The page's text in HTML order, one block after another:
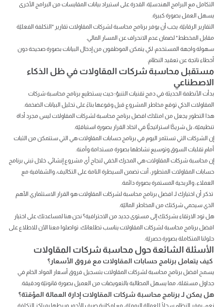
التكامل مع البرامج الهندسيّة: القدرة على استيراد بيانات المقايسات من البرامج الأخرى
يسهل العمل بصورة كبيرة.
التقارير الرقابيّة: يجب أن يوفر برنامج محاسبة لشركات المقاولات تقارير "التكلفة الفعليّة
مقابل المخطط" لضمان عدم الانحراف عن المسار المالي.
سهولة واجهة المستخدم: لكي يتمكن الموظفون من إدخال البيانات بصورة صحيحة دون
أخطاء ناتجة عن تعقيد النظام.
مستقبل محاسبة شركات المقاولات في ظل الذكاء
الاصطناعي
بدأت الأنظمة الحديثة في دمج تقنيات التنبؤ؛ حيث يستطيع برنامج محاسبة شركات
المقاولات الذكي توقع مخاطر المشروع قبل وقوعها بناءً على تحليل البيانات الضخمة.
هذا التطور يجعل من امتلاك افضل برنامج محاسبة لشركات المقاولات ليس مجرد أداة
تنظيميّة، بل شريكًا استراتيجيًّا في اتخاذ القرار بصورة استباقيّة.
إن الشركات التي تستثمر اليوم في برنامج حسابات المقاولات هي التي ستتمكن من الثبات
أمام تقلبات السوق وتوسيع نشاطها بصورة مستدامة وآمنة.
إن محاسبة شركات المقاولات هي المحرك الخفي لنجاح أي مشروع إنشائي. خلال تبني برنامج
حسابات المقاولات المتطور، أنت تضمن السيطرة التامة على التكاليف، والشفافية مع
العملاء، والربحية المستمرة بصورة دائمة.
تذكر أن اختيارك لـ افضل برنامج محاسبة لشركات المقاولات هو القرار الاستثماري الأهم
الذي سيحمي شركتك من المخاطر الماليّة.
هل تود الارتقاء بشركتك إلى مستوى جديد من الاحترافية؟ نحن هنا لمساعدتك على اختيار
افضل برنامج محاسبة لشركات المقاولات يناسب تطلعاتك. تواصلوا معنا الآن للاطلاع على
حلولنا المتكاملة بصورة حصريّة.
الأسئلة الشائعة حول محاسبة شركات المقاولات
كيف يتعامل برنامج حسابات المقاولات مع فروق الأسعار؟
يسمح افضل برنامج محاسبة لشركات المقاولات بتسجيل فروق أسعار المواد الخام في
جداول مستقلة، مما يسهل المطالبة بالتعويضات من العميل بصورة قانونيّة ودقيقة.
هل يمكن لـ برنامج محاسبة شركات المقاولات إدارة العمالة المؤقتة؟
نعم، يوفر النظام سجلًا للعمالة اليوميّة، مع إمكانية صرف الأجور وربطها بمراكز التكلفة